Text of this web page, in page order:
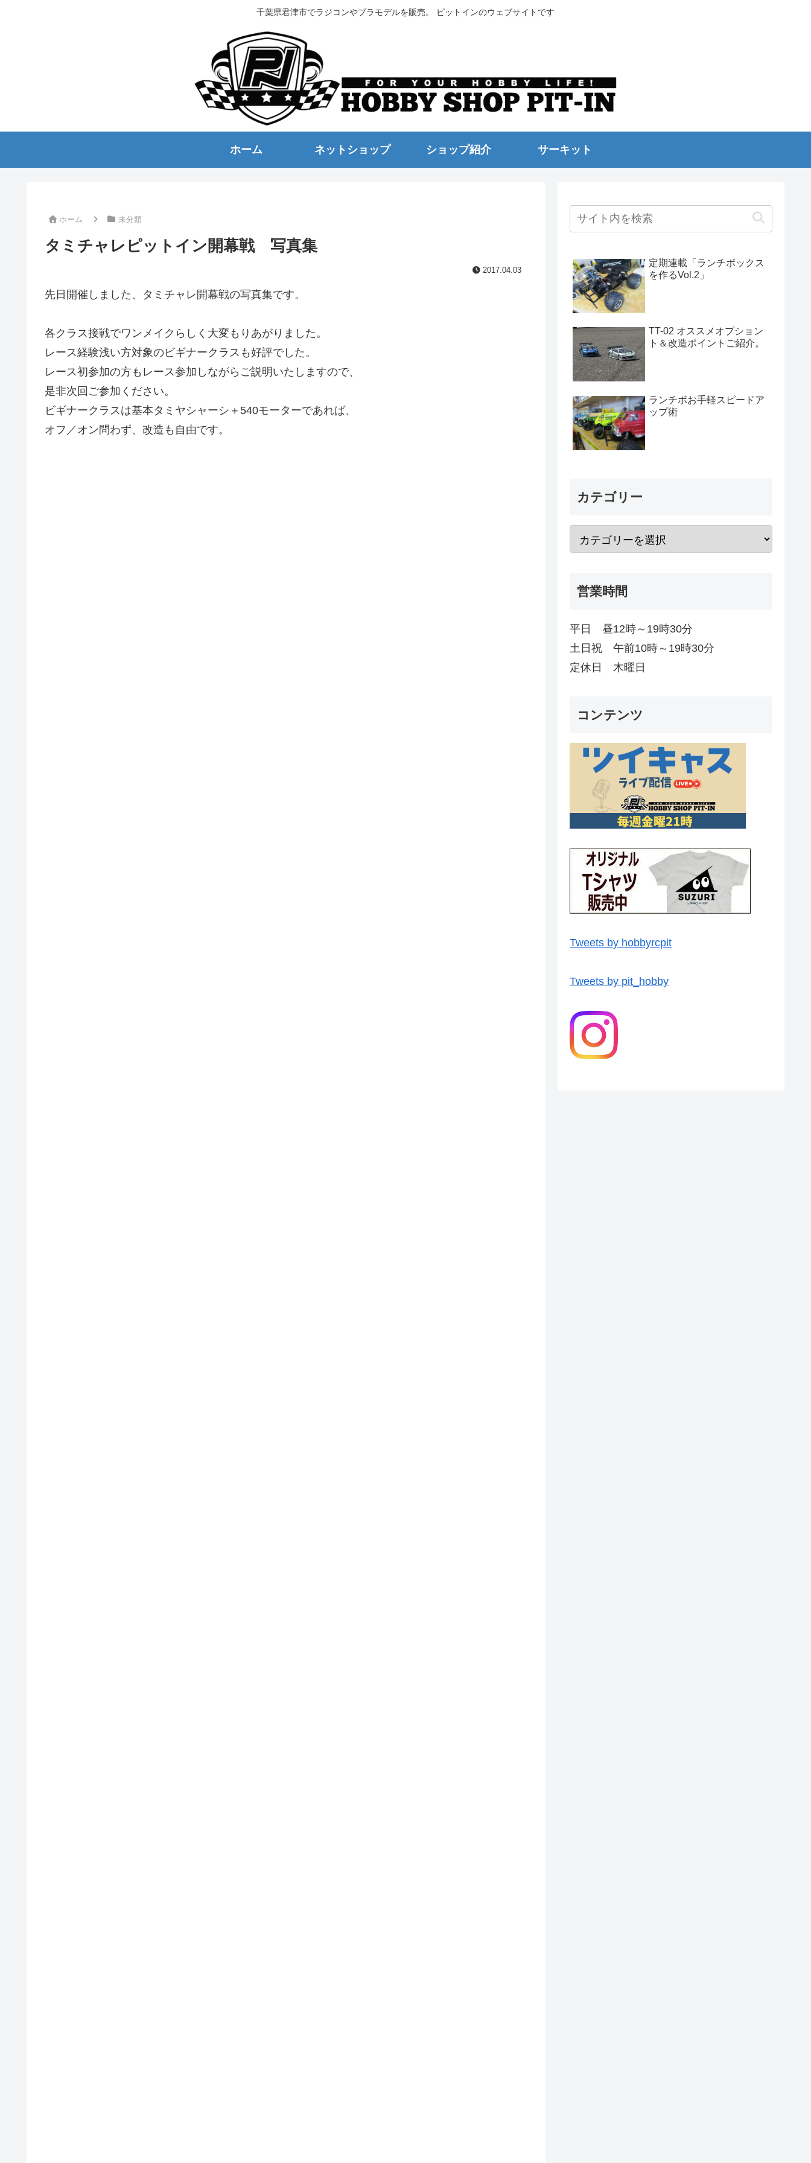
千葉県君津市でラジコンやプラモデルを販売。 ピットインのウェブサイトです
ホーム ネットショップ ショップ紹介 サーキット
ホーム 未分類
タミチャレピットイン開幕戦 写真集
2017.04.03
先日開催しました、タミチャレ開幕戦の写真集です。
各クラス接戦でワンメイクらしく大変もりあがりました。
レース経験浅い方対象のビギナークラスも好評でした。
レース初参加の方もレース参加しながらご説明いたしますので、
是非次回ご参加ください。
ビギナークラスは基本タミヤシャーシ＋540モーターであれば、
オフ／オン問わず、改造も自由です。
定期連載「ランチボックス
を作るVol.2」
TT-02 オススメオプション
ト＆改造ポイントご紹介。
ランチボお手軽スピードア
ップ術
カテゴリー
営業時間
平日 昼12時～19時30分
土日祝 午前10時～19時30分
定休日 木曜日
コンテンツ
Tweets by hobbyrcpit
Tweets by pit_hobby